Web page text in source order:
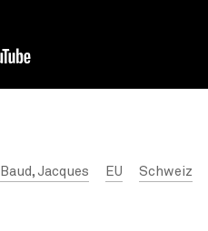
Baud, Jacques EU Schweiz